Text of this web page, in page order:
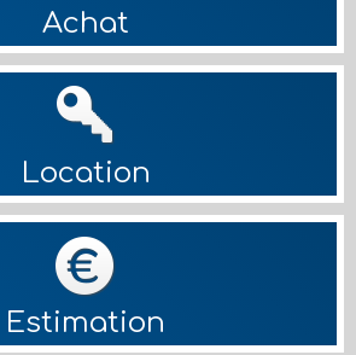
Achat
Location
Estimation